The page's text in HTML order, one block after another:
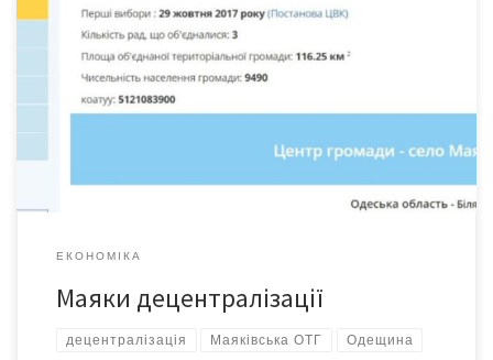
переступила вже через «екватор» першого року існування,
розвиватимуть туризм – та не простий, а науковий. Коли
заступник голови Маяківської ОТГ Василь Усенко жартома
сказав, описуючи особливості своєї громади, що «в кожній хаті
по-своєму борщ варять», навіть не уявлялося, наскільки ж
ЕКОНОМІКА
Маяки децентралізації
децентралізація Маяківська ОТГ Одещина